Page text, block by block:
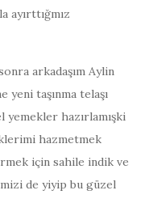
ayırttığmız
arkadaşım Aylin
yeni taşınma telaşı
yemekler hazırlamışki
hazmetmek
için sahile indik ve
de yiyip bu güzel